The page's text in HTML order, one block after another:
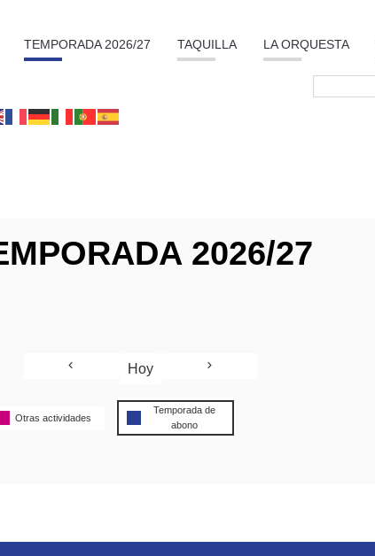
TEMPORADA 2026/27 TAQUILLA LA ORQUESTA
2026/27
Hoy
Otras actividades
Temporada de
abono